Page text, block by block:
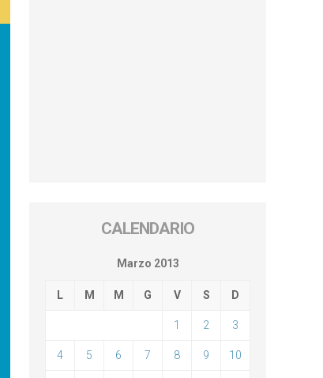
CALENDARIO
Marzo 2013
L M M G V S D
1 2 3
4 5 6 7 8 9 10